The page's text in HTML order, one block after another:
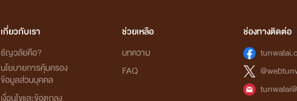
เกี่ยวกับเรา
ธัญวลัยคือ?
นโยบายการคุ้มครอง
ข้อมูลส่วนบุคคล
ช่วยเหลือ
บทความ
FAQ
ช่องทางติดต่อ